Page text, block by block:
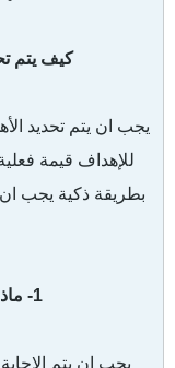
كيف يتم
يجب ان يتم تحديد
للإهداف قيمة
بطريقة ذكية يجب
1- ماذا واين ومتي وكيف ولما ؟!
يجب ان يتم